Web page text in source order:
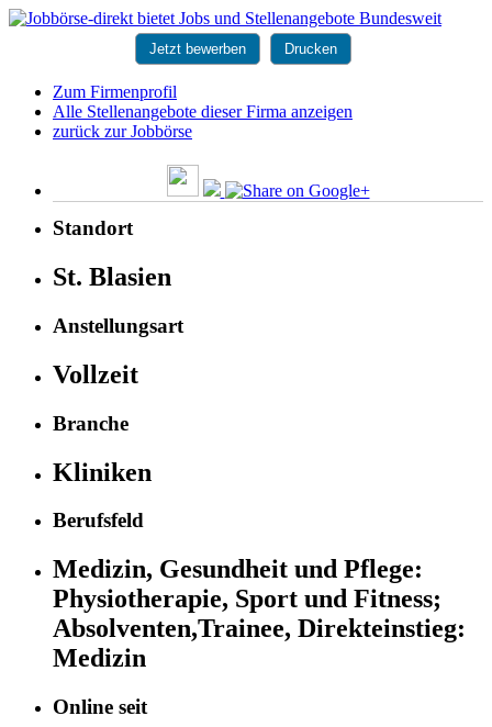
Jetzt bewerben Drucken
Zum Firmenprofil
Alle Stellenangebote dieser Firma anzeigen
zurück zur Jobbörse
Standort
St. Blasien
Anstellungsart
Vollzeit
Branche
Kliniken
Berufsfeld
Medizin, Gesundheit und Pflege:
Physiotherapie, Sport und Fitness;
Absolventen,Trainee, Direkteinstieg:
Medizin
Online seit